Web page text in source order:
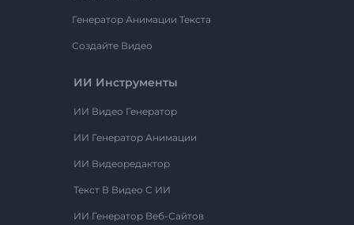
Генератор Анимации Текста
Создайте Видео
ИИ Инструменты
ИИ Видео Генератор
ИИ Генератор Анимации
ИИ Видеоредактор
Текст В Видео С ИИ
ИИ Генератор Веб-Сайтов